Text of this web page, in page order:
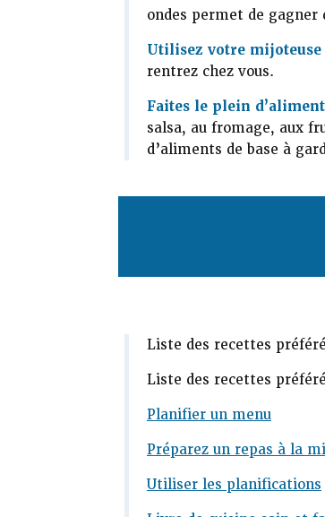
ondes permet de gagner
Utilisez votre mijoteuse
rentrez chez vous.
Faites le plein
salsa, au fromage, aux
d’aliments de base à
Liste des recettes
Liste des recettes
Planifier un menu
Préparez un repas à la
Utiliser les planifications